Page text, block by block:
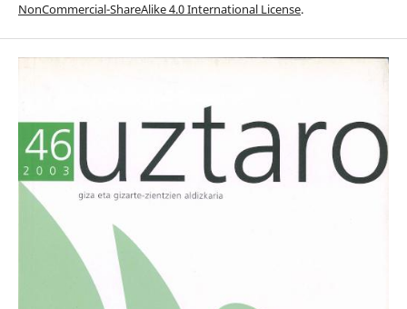
NonCommercial-ShareAlike 4.0 International License.